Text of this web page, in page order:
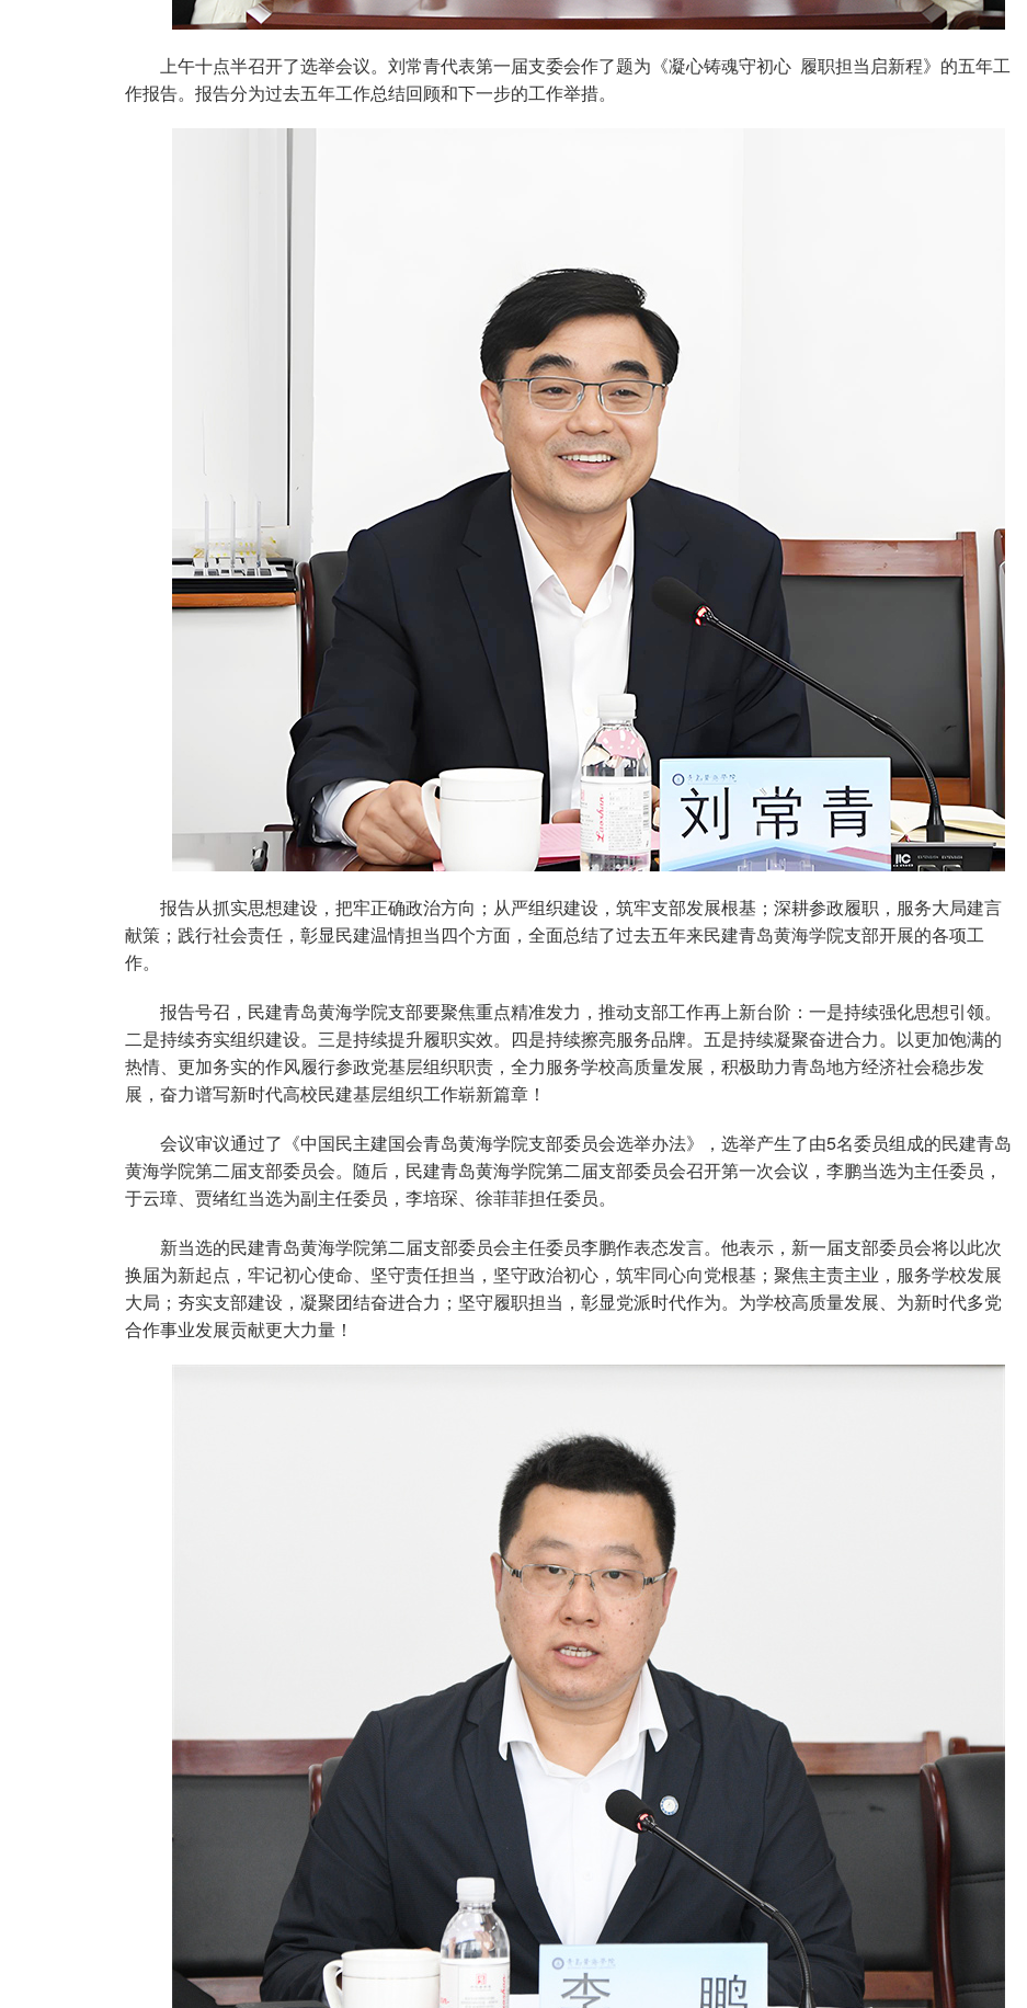
上午十点半召开了选举会议。刘常青代表第一届支委会作了题为《凝心铸魂守初心 履职担当启新程》的五年工
作报告。报告分为过去五年工作总结回顾和下一步的工作举措。
报告从抓实思想建设，把牢正确政治方向；从严组织建设，筑牢支部发展根基；深耕参政履职，服务大局建言
献策；践行社会责任，彰显民建温情担当四个方面，全面总结了过去五年来民建青岛黄海学院支部开展的各项工
作。
报告号召，民建青岛黄海学院支部要聚焦重点精准发力，推动支部工作再上新台阶：一是持续强化思想引领。
二是持续夯实组织建设。三是持续提升履职实效。四是持续擦亮服务品牌。五是持续凝聚奋进合力。以更加饱满的
热情、更加务实的作风履行参政党基层组织职责，全力服务学校高质量发展，积极助力青岛地方经济社会稳步发
展，奋力谱写新时代高校民建基层组织工作崭新篇章！
会议审议通过了《中国民主建国会青岛黄海学院支部委员会选举办法》，选举产生了由5名委员组成的民建青岛
黄海学院第二届支部委员会。随后，民建青岛黄海学院第二届支部委员会召开第一次会议，李鹏当选为主任委员，
于云璋、贾绪红当选为副主任委员，李培琛、徐菲菲担任委员。
新当选的民建青岛黄海学院第二届支部委员会主任委员李鹏作表态发言。他表示，新一届支部委员会将以此次
换届为新起点，牢记初心使命、坚守责任担当，坚守政治初心，筑牢同心向党根基；聚焦主责主业，服务学校发展
大局；夯实支部建设，凝聚团结奋进合力；坚守履职担当，彰显党派时代作为。为学校高质量发展、为新时代多党
合作事业发展贡献更大力量！